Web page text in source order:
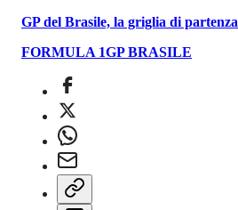
GP del Brasile, la griglia di partenza
FORMULA 1GP BRASILE